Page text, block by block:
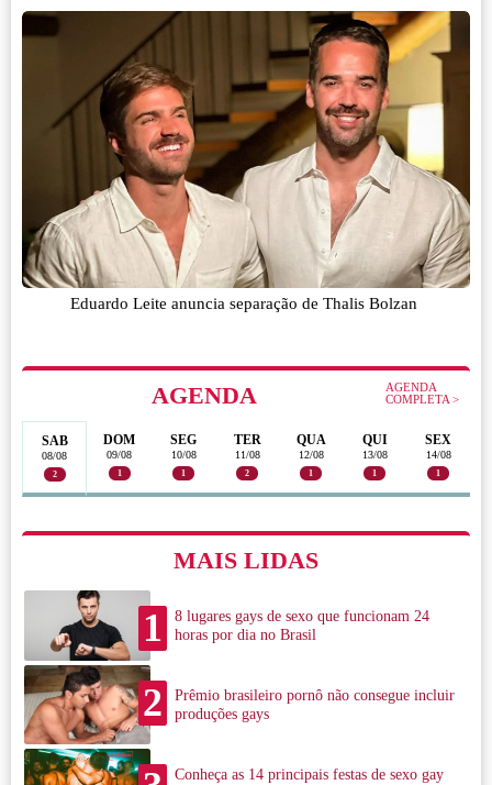
AGENDA
AGENDA
COMPLETA >
SAB
08/08
2
DOM
09/08
1
SEG
10/08
1
TER
11/08
2
QUA
12/08
1
QUI
13/08
1
SEX
14/08
1
MAIS LIDAS
1
8 lugares gays de sexo que funcionam 24
horas por dia no Brasil
2
Prêmio brasileiro pornô não consegue incluir
produções gays
Conheça as 14 principais festas de sexo gay
Eduardo Leite anuncia separação de Thalis Bolzan